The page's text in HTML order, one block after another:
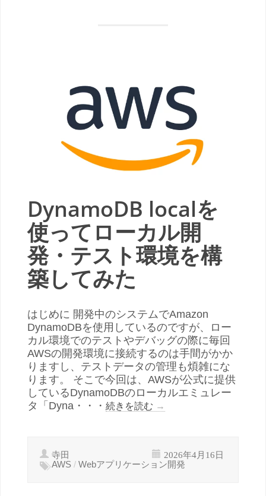
DynamoDB localを
使ってローカル開
発・テスト環境を構
築してみた
はじめに 開発中のシステムでAmazon
DynamoDBを使用しているのですが、ロー
カル環境でのテストやデバッグの際に毎回
AWSの開発環境に接続するのは手間がかか
りますし、テストデータの管理も煩雑にな
ります。 そこで今回は、AWSが公式に提供
しているDynamoDBのローカルエミュレー
タ「Dyna・・・ 続きを読む →
寺田 2026年4月16日
AWS / Webアプリケーション開発